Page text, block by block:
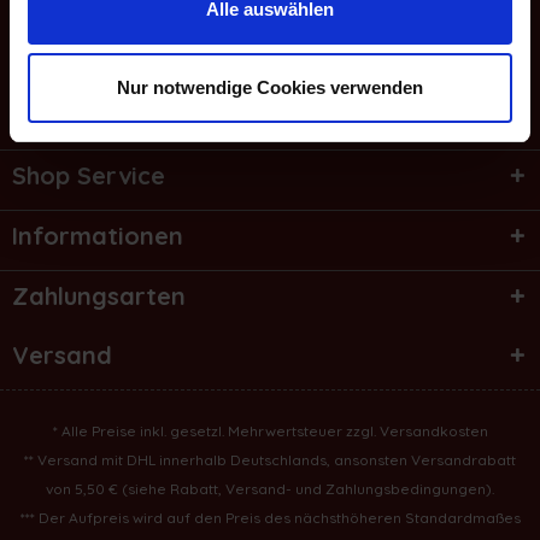
Alle auswählen
Nur notwendige Cookies verwenden
Service Hotline
Bestellung widerrufen
Shop Service
Informationen
Zahlungsarten
Versand
* Alle Preise inkl. gesetzl. Mehrwertsteuer zzgl. Versandkosten
** Versand mit DHL innerhalb Deutschlands, ansonsten Versandrabatt
von 5,50 € (siehe Rabatt, Versand- und Zahlungsbedingungen).
*** Der Aufpreis wird auf den Preis des nächsthöheren Standardmaßes